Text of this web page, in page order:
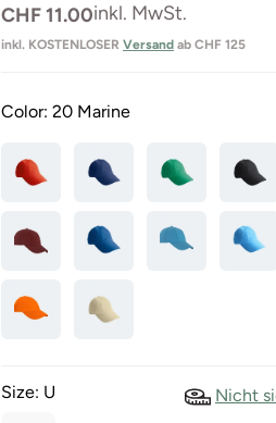
Normaler
Preis
CHF 11.00inkl. MwSt.
inkl. KOSTENLOSER Versand ab CHF 125
Color: 20 Marine
Size: U Nicht